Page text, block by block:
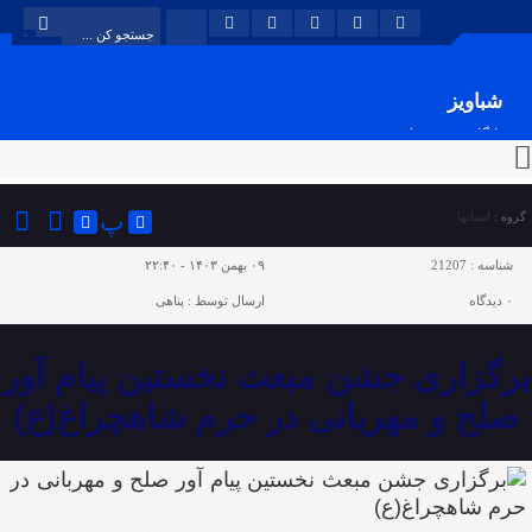
شباویز
پایگاه خبری شباویز
گروه : استانها پ
شناسه : 21207 ۰۹ بهمن ۱۴۰۳ - ۲۲:۴۰
۰ دیدگاه ارسال توسط : پناهی
برگزاری جشن مبعث نخستین پیام آور
صلح و مهربانی در حرم شاهچراغ(ع)